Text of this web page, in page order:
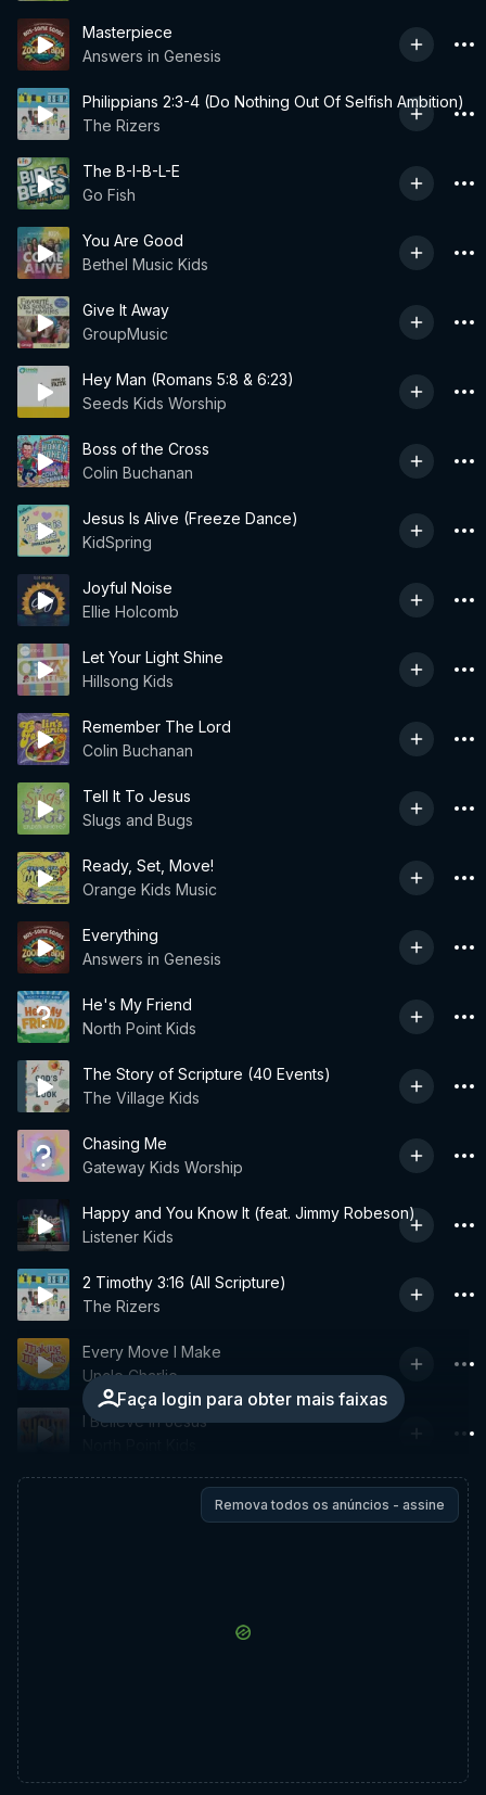
Masterpiece
Answers in Genesis
Philippians 2:3-4 (Do Nothing Out Of Selfish Ambition)
The Rizers
The B-I-B-L-E
Go Fish
You Are Good
Bethel Music Kids
Give It Away
GroupMusic
Hey Man (Romans 5:8 & 6:23)
Seeds Kids Worship
Boss of the Cross
Colin Buchanan
Jesus Is Alive (Freeze Dance)
KidSpring
Joyful Noise
Ellie Holcomb
Let Your Light Shine
Hillsong Kids
Remember The Lord
Colin Buchanan
Tell It To Jesus
Slugs and Bugs
Ready, Set, Move!
Orange Kids Music
Everything
Answers in Genesis
He's My Friend
North Point Kids
The Story of Scripture (40 Events)
The Village Kids
Chasing Me
Gateway Kids Worship
Happy and You Know It (feat. Jimmy Robeson)
Listener Kids
2 Timothy 3:16 (All Scripture)
The Rizers
Faça login para obter mais faixas
Every Move I Make
Uncle Charlie
I Believe In Jesus
Remova todos os anúncios - assine